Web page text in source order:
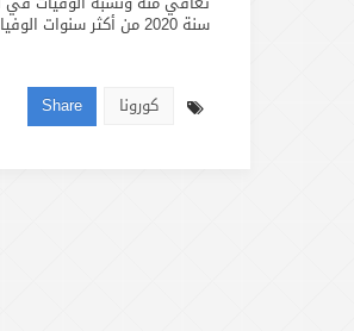
سنة 2020 من أكثر سنوات الوفيات في العالم
كورونا Share